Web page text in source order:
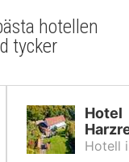
hotellen
tycker
Hotel
Hotell